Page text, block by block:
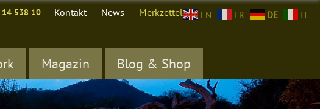
538 10 Kontakt News Merkzettel (0)
Magazin Blog & Shop
EN FR DE IT